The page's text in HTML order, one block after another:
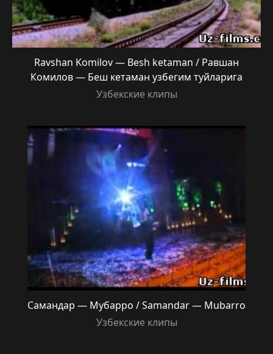
Ravshan Komilov — Besh ketaman / Равшан
Комилов — Беш кетаман узбегим туйларига
Узбекские клипы
Самандар — Мубарро / Samandar — Mubarro
Узбекские клипы